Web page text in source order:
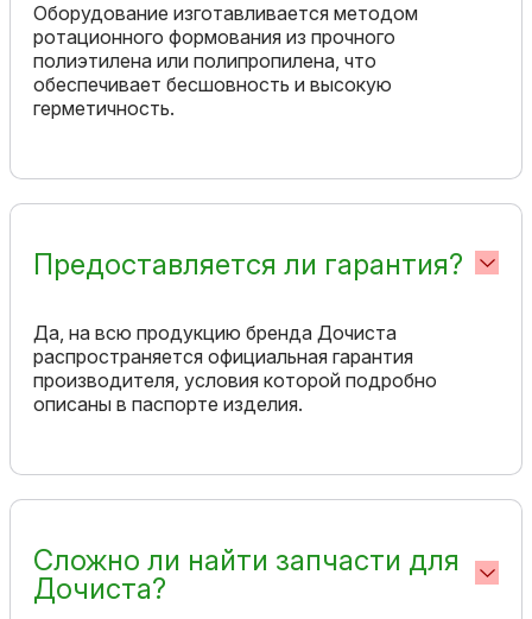
Оборудование изготавливается методом
ротационного формования из прочного
полиэтилена или полипропилена, что
обеспечивает бесшовность и высокую
герметичность.
Предоставляется ли гарантия?
Да, на всю продукцию бренда Дочиста
распространяется официальная гарантия
производителя, условия которой подробно
описаны в паспорте изделия.
Сложно ли найти запчасти для
Дочиста?